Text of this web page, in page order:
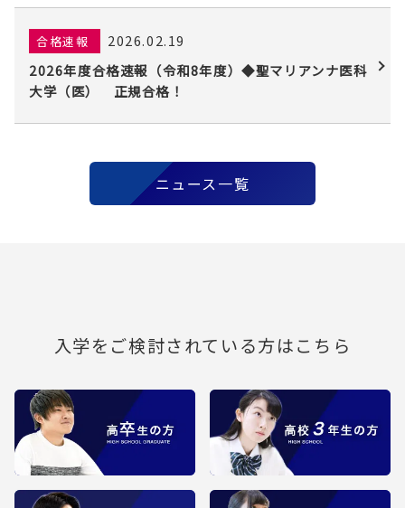
合格速報
2026.02.19
2026年度合格速報（令和8年度）◆聖マリアンナ医科
大学（医） 正規合格！
ニュース一覧
入学をご検討されている方はこちら